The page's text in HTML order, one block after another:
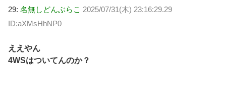
29: 名無しどんぶらこ 2025/07/31(木) 23:16:29.29
ID:aXMsHhNP0
ええやん
4WSはついてんのか？